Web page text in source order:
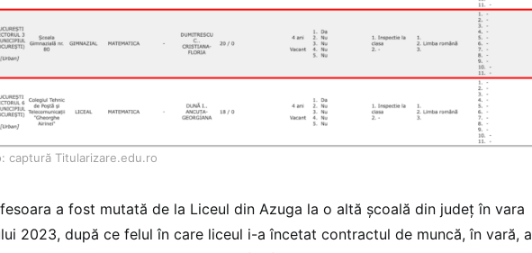
captură Titularizare.edu.ro
a fost mutată de la Liceul din Azuga la o altă școală din județ în vara
2023, după ce felul în care liceul i-a încetat contractul de muncă, în vară, a